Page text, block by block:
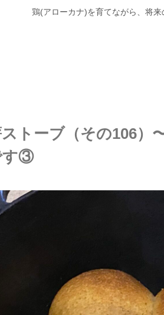
鶏(アローカナ)を育てながら、将
トーブ（その106）
す③